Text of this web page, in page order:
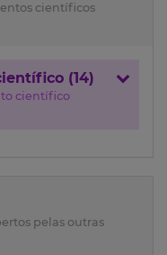
científicos
(14)
científico
pelas outras